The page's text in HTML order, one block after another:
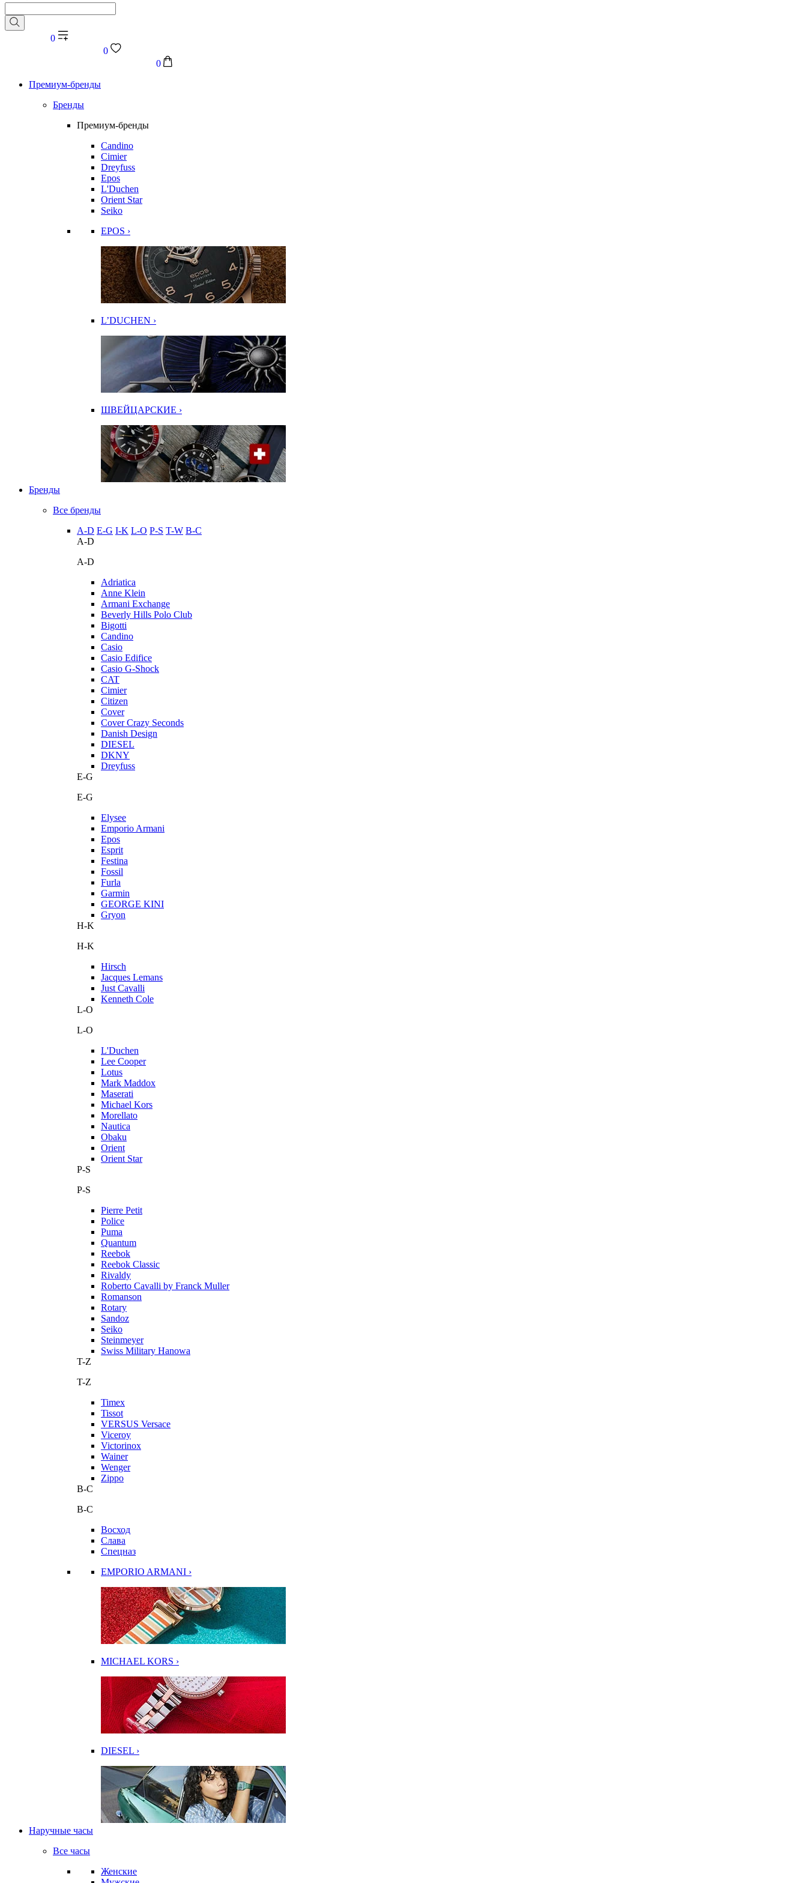
0
0
0
Премиум-бренды
Бренды
Премиум-бренды
Candino
Cimier
Dreyfuss
Epos
L'Duchen
Orient Star
Seiko
EPOS ›
L’DUCHEN ›
ШВЕЙЦАРСКИЕ ›
Бренды
Все бренды
A-D E-G I-K L-O P-S T-W В-С
A-D
A-D
Adriatica
Anne Klein
Armani Exchange
Beverly Hills Polo Club
Bigotti
Candino
Casio
Casio Edifice
Casio G-Shock
CAT
Cimier
Citizen
Cover
Cover Crazy Seconds
Danish Design
DIESEL
DKNY
Dreyfuss
E-G
E-G
Elysee
Emporio Armani
Epos
Esprit
Festina
Fossil
Furla
Garmin
GEORGE KINI
Gryon
H-K
H-K
Hirsch
Jacques Lemans
Just Cavalli
Kenneth Cole
L-O
L-O
L'Duchen
Lee Cooper
Lotus
Mark Maddox
Maserati
Michael Kors
Morellato
Nautica
Obaku
Orient
Orient Star
P-S
P-S
Pierre Petit
Police
Puma
Quantum
Reebok
Reebok Classic
Rivaldy
Roberto Cavalli by Franck Muller
Romanson
Rotary
Sandoz
Seiko
Steinmeyer
Swiss Military Hanowa
T-Z
T-Z
Timex
Tissot
VERSUS Versace
Viceroy
Victorinox
Wainer
Wenger
Zippo
В-С
В-С
Восход
Слава
Спецназ
EMPORIO ARMANI ›
MICHAEL KORS ›
DIESEL ›
Наручные часы
Все часы
Женские